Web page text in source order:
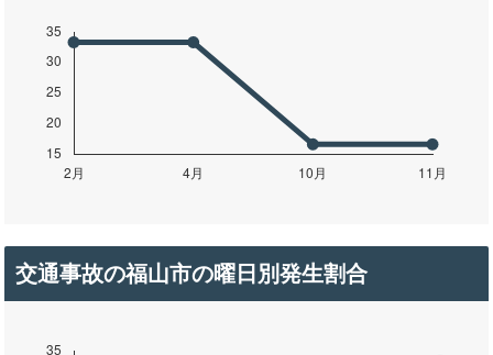
交通事故の福山市の曜日別発生割合